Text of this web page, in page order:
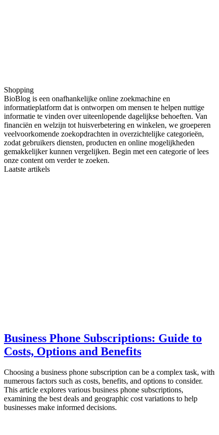
Shopping
BioBlog is een onafhankelijke online zoekmachine en
informatieplatform dat is ontworpen om mensen te helpen nuttige
informatie te vinden over uiteenlopende dagelijkse behoeften. Van
financiën en welzijn tot huisverbetering en winkelen, we groeperen
veelvoorkomende zoekopdrachten in overzichtelijke categorieën,
zodat gebruikers diensten, producten en online mogelijkheden
gemakkelijker kunnen vergelijken. Begin met een categorie of lees
onze content om verder te zoeken.
Laatste artikels
Business Phone Subscriptions: Guide to
Costs, Options and Benefits
Choosing a business phone subscription can be a complex task, with
numerous factors such as costs, benefits, and options to consider.
This article explores various business phone subscriptions,
examining the best deals and geographic cost variations to help
businesses make informed decisions.